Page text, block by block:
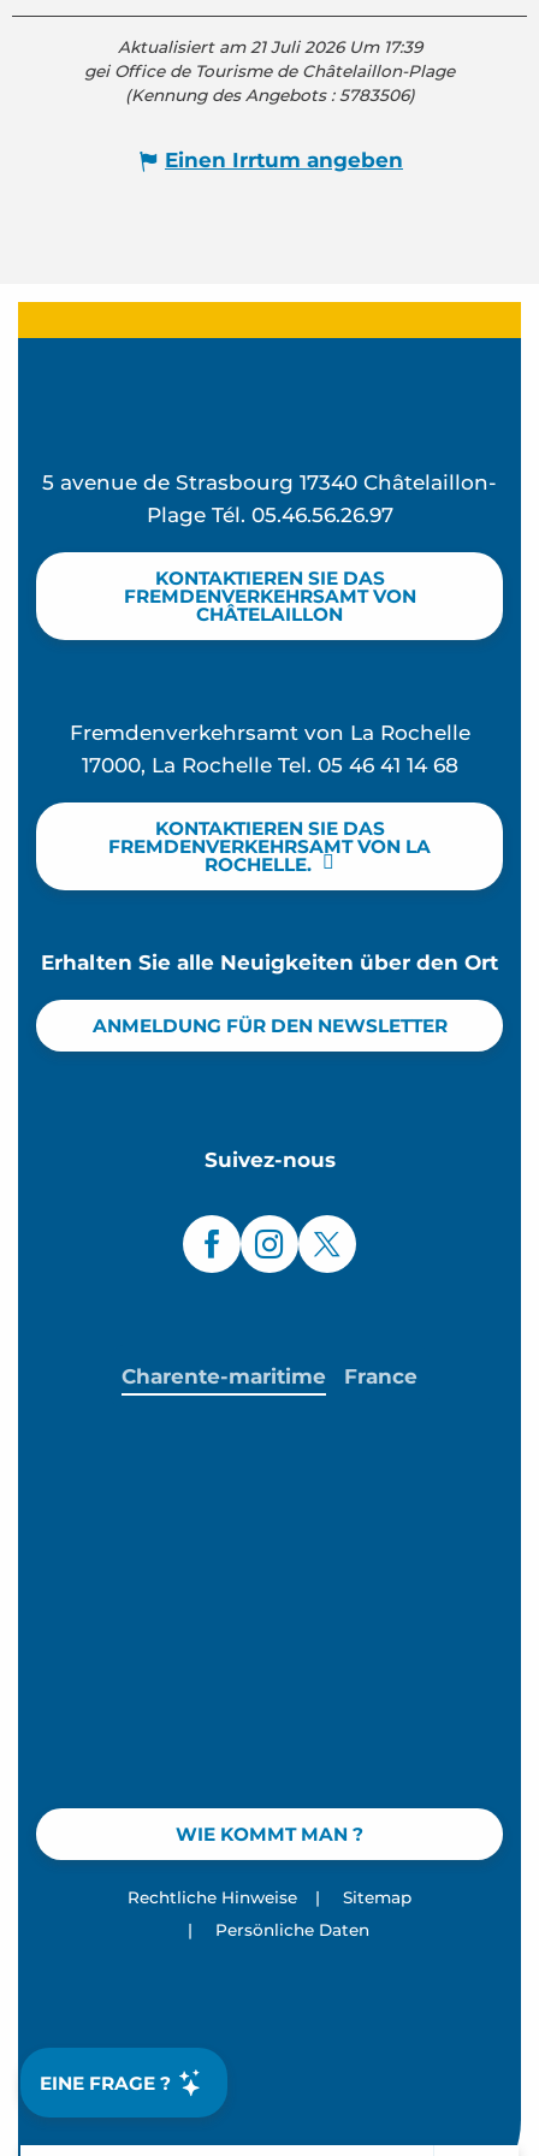
Aktualisiert am 21 Juli 2026 Um 17:39
gei Office de Tourisme de Châtelaillon-Plage
(Kennung des Angebots :5783506)
Einen Irrtum angeben
EINE FRAGE ?
5 avenue de Strasbourg 17340 Châtelaillon-
Plage Tél. 05.46.56.26.97
KONTAKTIEREN SIE DAS
FREMDENVERKEHRSAMT VON
CHÂTELAILLON
Fremdenverkehrsamt von La Rochelle
17000, La Rochelle Tel. 05 46 41 14 68
KONTAKTIEREN SIE DAS
FREMDENVERKEHRSAMT VON LA
ROCHELLE.
Erhalten Sie alle Neuigkeiten über den Ort
ANMELDUNG FÜR DEN NEWSLETTER
Suivez-nous
WIE KOMMT MAN ?
Charente-maritime France
Rechtliche Hinweise |
Sitemap
|
Persönliche Daten